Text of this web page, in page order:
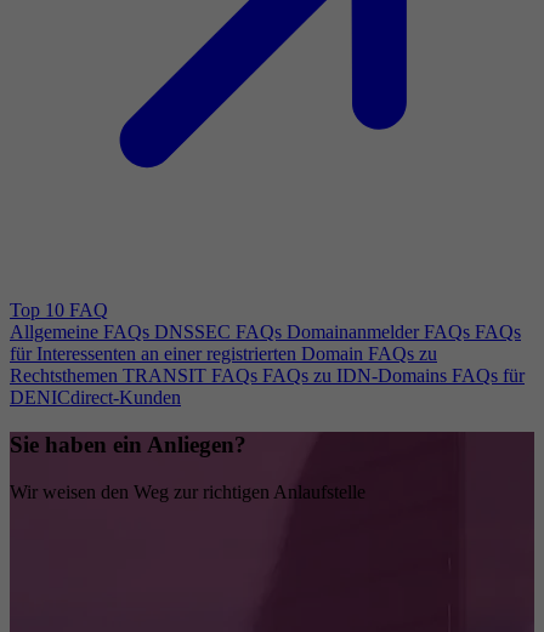
Top 10 FAQ
Allgemeine FAQs DNSSEC FAQs Domainanmelder FAQs FAQs
für Interessenten an einer registrierten Domain FAQs zu
Rechtsthemen TRANSIT FAQs FAQs zu IDN-Domains FAQs für
DENICdirect-Kunden
Sie haben ein Anliegen?
Wir weisen den Weg zur richtigen Anlaufstelle